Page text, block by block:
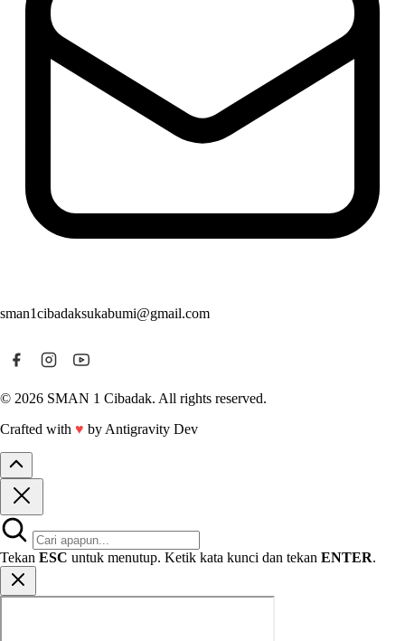
sman1cibadaksukabumi@gmail.com
© 2026 SMAN 1 Cibadak. All rights reserved.
Crafted with ♥ by Antigravity Dev
Tekan ESC untuk menutup. Ketik kata kunci dan tekan ENTER.